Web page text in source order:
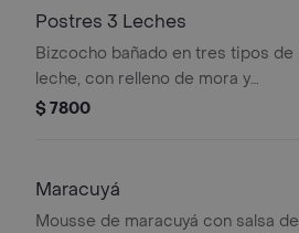
Postres 3 Leches
Bizcocho bañado en tres tipos de
leche, con relleno de mora y
cobertura de caramelo.
$ 7800
Maracuyá
Mousse de maracuyá con salsa de